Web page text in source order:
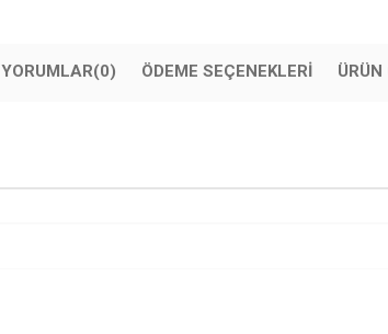
YORUMLAR(0) ÖDEME SEÇENEKLERI ÜRÜN